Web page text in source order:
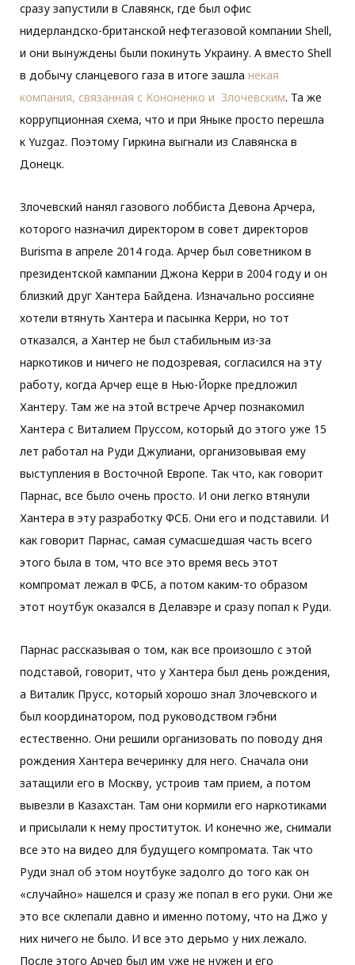
сразу запустили в Славянск, где был офис
нидерландско-британской нефтегазовой компании Shell,
и они вынуждены были покинуть Украину. А вместо Shell
в добычу сланцевого газа в итоге зашла некая
компания, связанная с Кононенко и Злочевским. Та же
коррупционная схема, что и при Яныке просто перешла
к Yuzgaz. Поэтому Гиркина выгнали из Славянска в
Донецк.
Злочевский нанял газового лоббиста Девона Арчера,
которого назначил директором в совет директоров
Burisma в апреле 2014 года. Арчер был советником в
президентской кампании Джона Керри в 2004 году и он
близкий друг Хантера Байдена. Изначально россияне
хотели втянуть Хантера и пасынка Керри, но тот
отказался, а Хантер не был стабильным из-за
наркотиков и ничего не подозревая, согласился на эту
работу, когда Арчер еще в Нью-Йорке предложил
Хантеру. Там же на этой встрече Арчер познакомил
Хантера с Виталием Пруссом, который до этого уже 15
лет работал на Руди Джулиани, организовывая ему
выступления в Восточной Европе. Так что, как говорит
Парнас, все было очень просто. И они легко втянули
Хантера в эту разработку ФСБ. Они его и подставили. И
как говорит Парнас, самая сумасшедшая часть всего
этого была в том, что все это время весь этот
компромат лежал в ФСБ, а потом каким-то образом
этот ноутбук оказался в Делавэре и сразу попал к Руди.
Парнас рассказывая о том, как все произошло с этой
подставой, говорит, что у Хантера был день рождения,
а Виталик Прусс, который хорошо знал Злочевского и
был координатором, под руководством гэбни
естественно. Они решили организовать по поводу дня
рождения Хантера вечеринку для него. Сначала они
затащили его в Москву, устроив там прием, а потом
вывезли в Казахстан. Там они кормили его наркотиками
и присылали к нему проституток. И конечно же, снимали
все это на видео для будущего компромата. Так что
Руди знал об этом ноутбуке задолго до того как он
«случайно» нашелся и сразу же попал в его руки. Они же
это все склепали давно и именно потому, что на Джо у
них ничего не было. И все это дерьмо у них лежало.
После этого Арчер был им уже не нужен и его